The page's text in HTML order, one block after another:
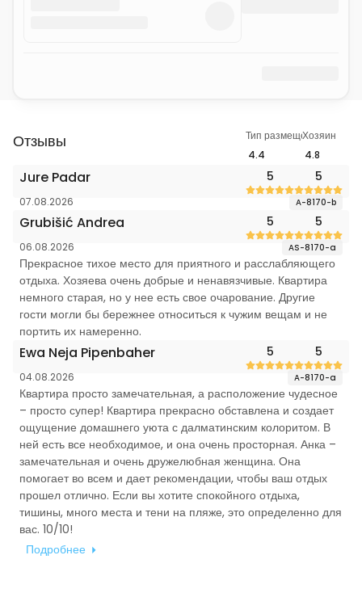
Отзывы
Тип размещения
4.4
Хозяин
4.8
Jure Padar 5 5
07.08.2026 A-8170-b
Grubišić Andrea 5 5
06.08.2026 AS-8170-a
Прекрасное тихое место для приятного и расслабляющего
отдыха. Хозяева очень добрые и ненавязчивые. Квартира
немного старая, но у нее есть свое очарование. Другие
гости могли бы бережнее относиться к чужим вещам и не
портить их намеренно.
Ewa Neja Pipenbaher 5 5
04.08.2026 A-8170-a
Квартира просто замечательная, а расположение чудесное
– просто супер! Квартира прекрасно обставлена и создает
ощущение домашнего уюта с далматинским колоритом. В
ней есть все необходимое, и она очень просторная. Анка –
замечательная и очень дружелюбная женщина. Она
помогает во всем и дает рекомендации, чтобы ваш отдых
прошел отлично. Если вы хотите спокойного отдыха,
тишины, много места и тени на пляже, это определенно для
вас. 10/10!
Подробнее